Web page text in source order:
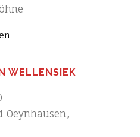
WELLENSIEK
Oeynhausen,